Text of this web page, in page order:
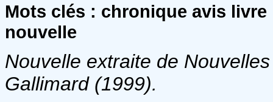
Mots clés : chronique avis
nouvelle
Nouvelle extraite de
Gallimard (1999).